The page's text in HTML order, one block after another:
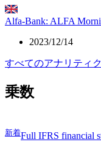
Alfa-Bank: ALFA
2023/12/14
すべてのアナリティ
乗数
新着Full IFRS financial